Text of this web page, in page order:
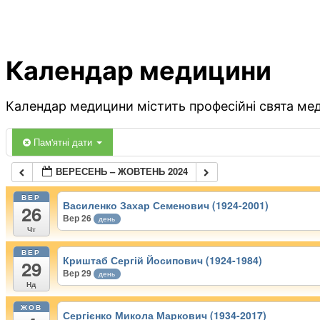
Календар медицини
Календар медицини містить професійні свята
Пам'ятні дати
ВЕРЕСЕНЬ – ЖОВТЕНЬ 2024
ВЕР
26
Чт
Василенко Захар Семенович (1924-2001)
Вер 26 день
ВЕР
29
Нд
Криштаб Сергій Йосипович (1924-1984)
Вер 29 день
ЖОВ
Сергієнко Микола Маркович (1934-2017)